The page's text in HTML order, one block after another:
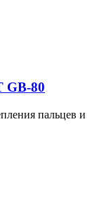
GB-80
пальцев и